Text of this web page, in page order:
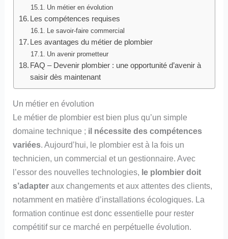
Un métier en évolution
Les compétences requises
Le savoir-faire commercial
Les avantages du métier de plombier
Un avenir prometteur
FAQ – Devenir plombier : une opportunité d’avenir à
saisir dès maintenant
Un métier en évolution
Le métier de plombier est bien plus qu’un simple
domaine technique ; il nécessite des compétences
variées. Aujourd’hui, le plombier est à la fois un
technicien, un commercial et un gestionnaire. Avec
l’essor des nouvelles technologies, le plombier doit
s’adapter aux changements et aux attentes des clients,
notamment en matière d’installations écologiques. La
formation continue est donc essentielle pour rester
compétitif sur ce marché en perpétuelle évolution.